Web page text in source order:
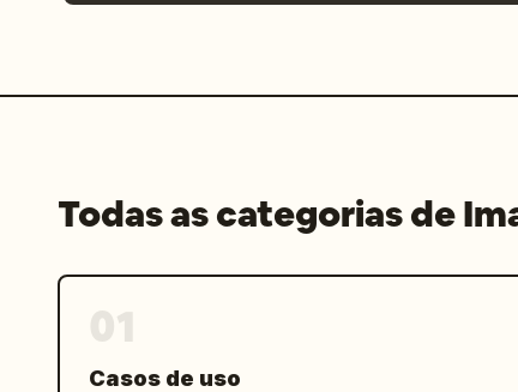
Todas as categorias de
Casos de uso